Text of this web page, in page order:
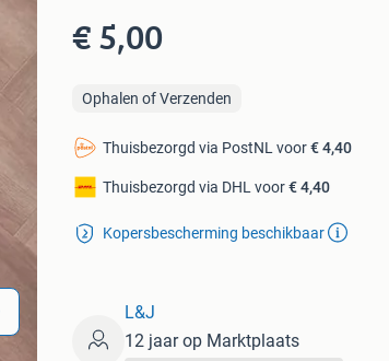
€ 5,00
Ophalen of Verzenden
Thuisbezorgd via PostNL voor€ 4,40
Thuisbezorgd via DHL voor€ 4,40
Kopersbescherming beschikbaar
L&J
12 jaar op Marktplaats